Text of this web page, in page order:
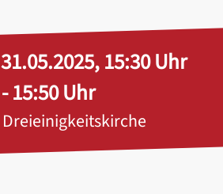
31.05.2025, 15:30 Uhr
- 15:50 Uhr
Dreieinigkeitskirche